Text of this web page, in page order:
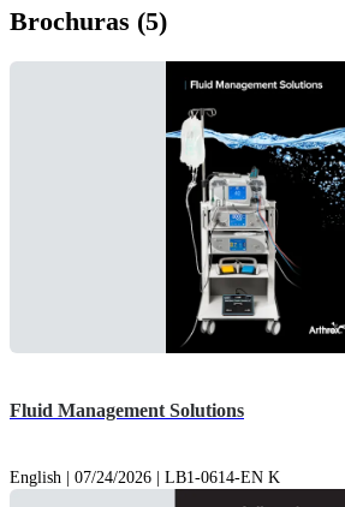
Brochuras (5)
Fluid Management Solutions
English | 07/24/2026 | LB1-0614-EN K